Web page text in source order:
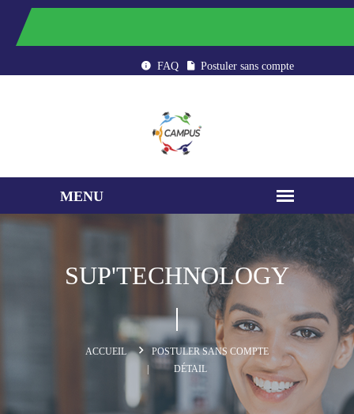
FAQ Postuler sans compte
SUP'TECHNOLOGY
ACCUEIL
POSTULER SANS COMPTE
DÉTAIL